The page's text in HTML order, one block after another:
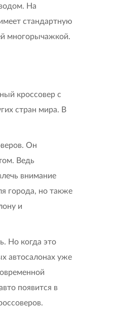
На
стандартную
многорычажкой.
кроссовер с
стран мира. В
Он
Ведь
внимание
города, но также
и
Но когда это
автосалонах уже
появится в